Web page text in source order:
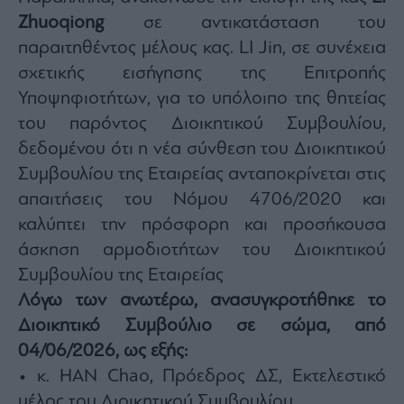
Monocle
Media
Lab
Mononews100
Εγγραφείτε
Newsletter
του
mononews.gr
By
submitting
your
email,
Zhuoqiong σε αντικατάσταση του
παραιτηθέντος μέλους κας. LI Jin, σε συνέχεια
σχετικής εισήγησης της Επιτροπής
Υποψηφιοτήτων, για το υπόλοιπο της θητείας
του παρόντος Διοικητικού Συμβουλίου,
δεδομένου ότι η νέα σύνθεση του Διοικητικού
Συμβουλίου της Εταιρείας ανταποκρίνεται στις
απαιτήσεις του Νόμου 4706/2020 και
καλύπτει την πρόσφορη και προσήκουσα
άσκηση αρμοδιοτήτων του Διοικητικού
Συμβουλίου της Εταιρείας
Λόγω των ανωτέρω, ανασυγκροτήθηκε το
Διοικητικό Συμβούλιο σε σώμα, από
04/06/2026, ως εξής:
• κ. HAN Chao, Πρόεδρος ΔΣ, Εκτελεστικό